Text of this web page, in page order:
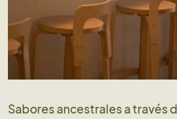
Sabores ancestrales a través